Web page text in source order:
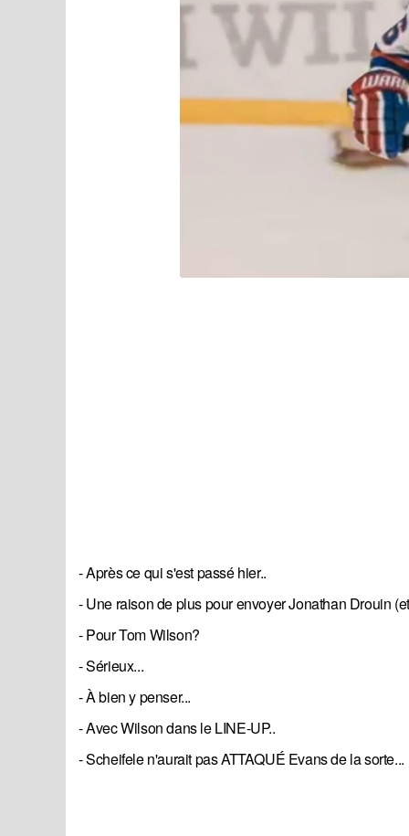
- Après ce qui s'est passé hier..
- Une raison de plus pour envoyer Jonathan Drouin
- Pour Tom Wilson?
- Sérieux...
- À bien y penser...
- Avec Wilson dans le LINE-UP..
- Scheifele n'aurait pas ATTAQUÉ Evans de la sorte...